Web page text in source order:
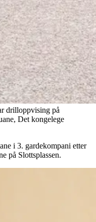
drilloppvising på
Det kongelege
i 3. gardekompani etter
på Slottsplassen.